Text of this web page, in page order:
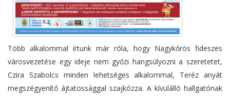
Több alkalommal írtunk már róla, hogy Nagykőrös fideszes
városvezetése egy ideje nem győzi hangsúlyozni a szeretetet,
Czira Szabolcs minden lehetséges alkalommal, Teréz anyát
megszégyenítő ájtatossággal szajkózza. A kívülálló hallgatónak